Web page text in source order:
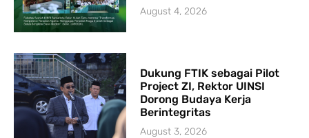
August 4, 2026
Dukung FTIK sebagai Pilot
Project ZI, Rektor UINSI
Dorong Budaya Kerja
Berintegritas
August 3, 2026